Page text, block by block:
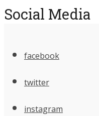
Social Media
facebook
twitter
instagram